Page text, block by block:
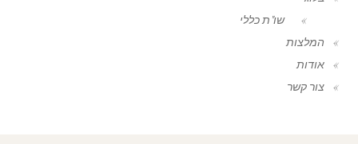
שו"ת כללי
המלצות
אודות
צור קשר